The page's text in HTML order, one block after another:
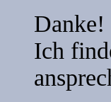
Danke!
Ich